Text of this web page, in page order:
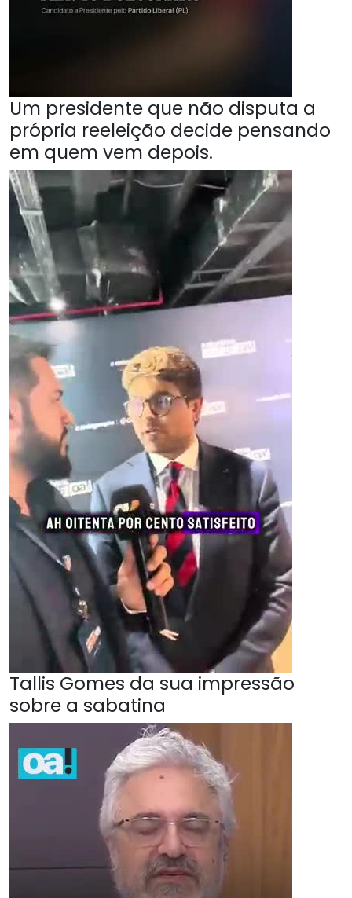
Um presidente que não disputa a
própria reeleição decide pensando
em quem vem depois.
Tallis Gomes da sua impressão
sobre a sabatina